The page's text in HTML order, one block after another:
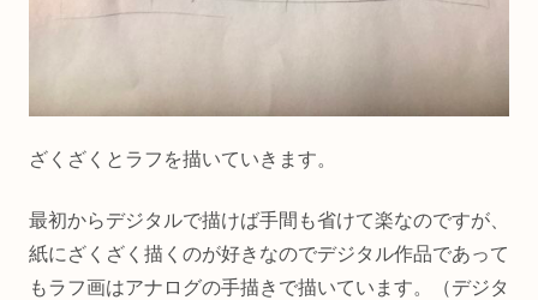
ざくざくとラフを描いていきます。
最初からデジタルで描けば手間も省けて楽なのですが、
紙にざくざく描くのが好きなのでデジタル作品であって
もラフ画はアナログの手描きで描いています。（デジタ